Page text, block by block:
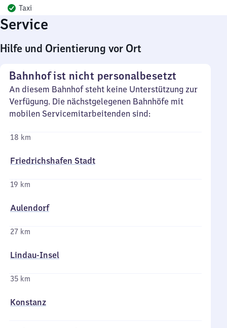
Taxi
Service
Hilfe und Orientierung vor Ort
Bahnhof ist nicht personalbesetzt
An diesem Bahnhof steht keine Unterstützung zur
Verfügung. Die nächstgelegenen Bahnhöfe mit
mobilen Servicemitarbeitenden sind:
18 km
Friedrichshafen Stadt
19 km
Aulendorf
27 km
Lindau-Insel
35 km
Konstanz